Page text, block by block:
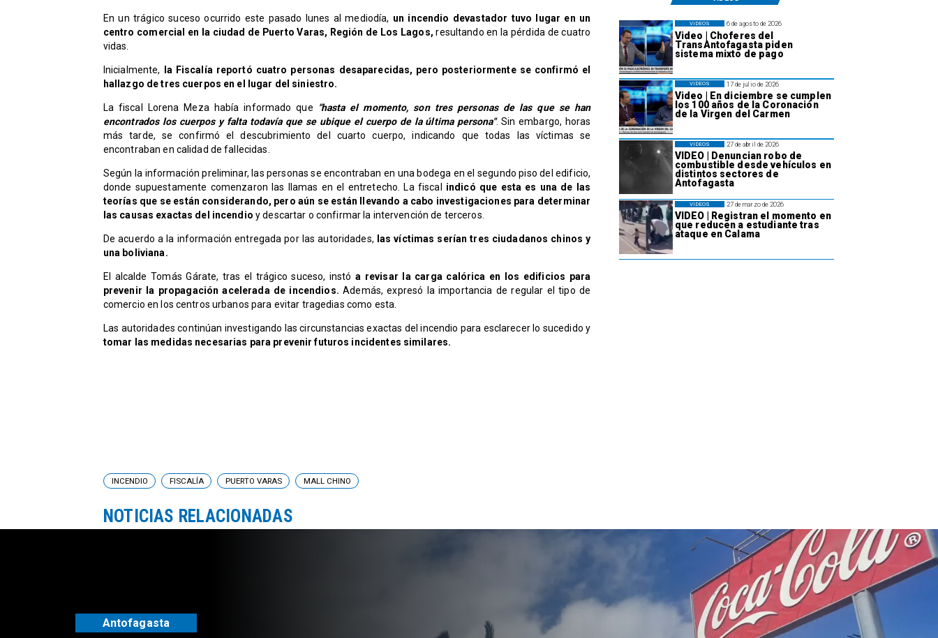
En un trágico suceso ocurrido este pasado lunes al mediodía, un incendio devastador tuvo lugar en un
centro comercial en la ciudad de Puerto Varas, Región de Los Lagos, resultando en la pérdida de cuatro
vidas.
Inicialmente,
la Fiscalía reportó cuatro personas desaparecidas, pero posteriormente se confirmó el
hallazgo de tres cuerpos en el lugar del siniestro.
La fiscal Lorena Meza había informado que
"hasta el momento, son tres personas de las que se han
encontrados los cuerpos y falta todavía que se ubique el cuerpo de la última persona". Sin embargo, horas
más tarde, se confirmó el descubrimiento del cuarto cuerpo, indicando que todas las víctimas se
encontraban en calidad de fallecidas.
Según la información preliminar, las personas se encontraban en una bodega en el segundo piso del edificio,
donde supuestamente comenzaron las llamas en el entretecho. La fiscal indicó que esta es una de las
teorías que se están considerando, pero aún se están llevando a cabo investigaciones para determinar
las causas exactas del incendio y descartar o confirmar la intervención de terceros.
De acuerdo a la información entregada por las autoridades, las víctimas serían tres ciudadanos chinos y
una boliviana.
​El alcalde Tomás Gárate, tras el trágico suceso, instó a revisar la carga calórica en los edificios para
prevenir la propagación acelerada de incendios. Además, expresó la importancia de regular el tipo de
comercio en los centros urbanos para evitar tragedias como esta.
Las autoridades continúan investigando las circunstancias exactas del incendio para esclarecer lo sucedido y
tomar las medidas necesarias para prevenir futuros incidentes similares.
6 de agosto de 2026
Video | Choferes del
TransAntofagasta piden
sistema mixto de pago
VIDEOS
17 de julio de 2026
Video | En diciembre se cumplen
los 100 años de la Coronación
de la Virgen del Carmen
VIDEOS
27 de abril de 2026
VIDEO | Denuncian robo de
combustible desde vehículos en
distintos sectores de
Antofagasta
VIDEOS
27 de marzo de 2026
VIDEO | Registran el momento en
que reducen a estudiante tras
ataque en Calama
VIDEOS
INCENDIO FISCALÍA PUERTO VARAS MALL CHINO
NOTICIAS RELACIONADAS
Antofagasta